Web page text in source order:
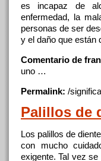
es incapaz de
enfermedad, la
personas de ser
y el daño que están
Comentario de
uno …
Permalink: /
Palillos de
Los palillos de
con mucho
exigente. Tal vez